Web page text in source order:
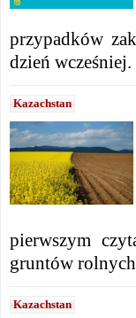
przypadków
dzień wcześniej.
Kazachstan
pierwszym
gruntów
Kazachstan